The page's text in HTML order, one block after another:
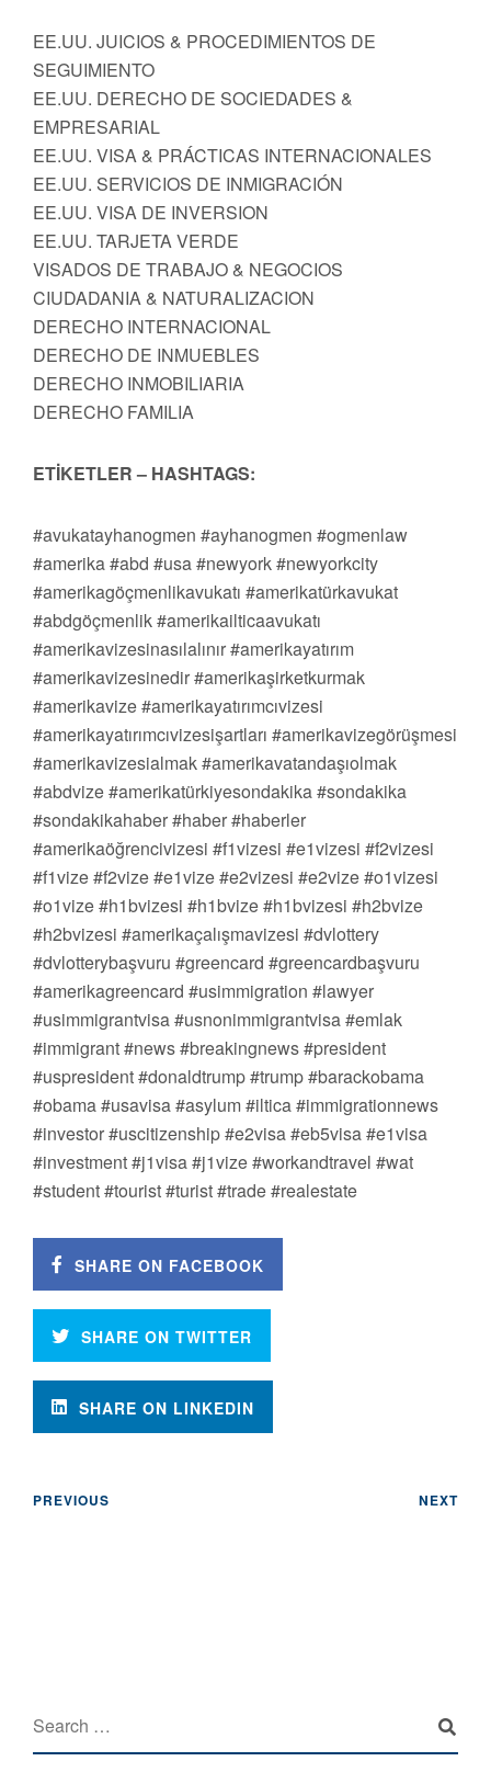
EE.UU. JUICIOS & PROCEDIMIENTOS DE
SEGUIMIENTO
EE.UU. DERECHO DE SOCIEDADES &
EMPRESARIAL
EE.UU. VISA & PRÁCTICAS INTERNACIONALES
EE.UU. SERVICIOS DE INMIGRACIÓN
EE.UU. VISA DE INVERSION
EE.UU. TARJETA VERDE
VISADOS DE TRABAJO & NEGOCIOS
CIUDADANIA & NATURALIZACION
DERECHO INTERNACIONAL
DERECHO DE INMUEBLES
DERECHO INMOBILIARIA
DERECHO FAMILIA
ETİKETLER – HASHTAGS:
#avukatayhanogmen #ayhanogmen #ogmenlaw
#amerika #abd #usa #newyork #newyorkcity
#amerikagöçmenlikavukatı #amerikatürkavukat
#abdgöçmenlik #amerikailticaavukatı
#amerikavizesinasılalınır #amerikayatırım
#amerikavizesinedir #amerikaşirketkurmak
#amerikavize #amerikayatırımcıvizesi
#amerikayatırımcıvizesişartları #amerikavizegörüşmesi
#amerikavizesialmak #amerikavatandaşıolmak
#abdvize #amerikatürkiyesondakika #sondakika
#sondakikahaber #haber #haberler
#amerikaöğrencivizesi #f1vizesi #e1vizesi #f2vizesi
#f1vize #f2vize #e1vize #e2vizesi #e2vize #o1vizesi
#o1vize #h1bvizesi #h1bvize #h1bvizesi #h2bvize
#h2bvizesi #amerikaçalışmavizesi #dvlottery
#dvlotterybaşvuru #greencard #greencardbaşvuru
#amerikagreencard #usimmigration #lawyer
#usimmigrantvisa #usnonimmigrantvisa #emlak
#immigrant #news #breakingnews #president
#uspresident #donaldtrump #trump #barackobama
#obama #usavisa #asylum #iltica #immigrationnews
#investor #uscitizenship #e2visa #eb5visa #e1visa
#investment #j1visa #j1vize #workandtravel #wat
#student #tourist #turist #trade #realestate
SHARE ON FACEBOOK
SHARE ON TWITTER
SHARE ON LINKEDIN
PREVIOUS NEXT